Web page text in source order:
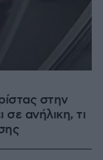
στην
σε ανήλικη, τι